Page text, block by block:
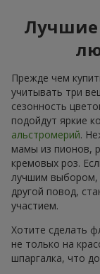
Прежде чем
учитывать три
сезонность
подойдут яркие
альстромерий.
мамы из пионов,
кремовых роз.
лучшим выбором,
другой повод,
участием.
Хотите сделать
не только на
шпаргалка, что